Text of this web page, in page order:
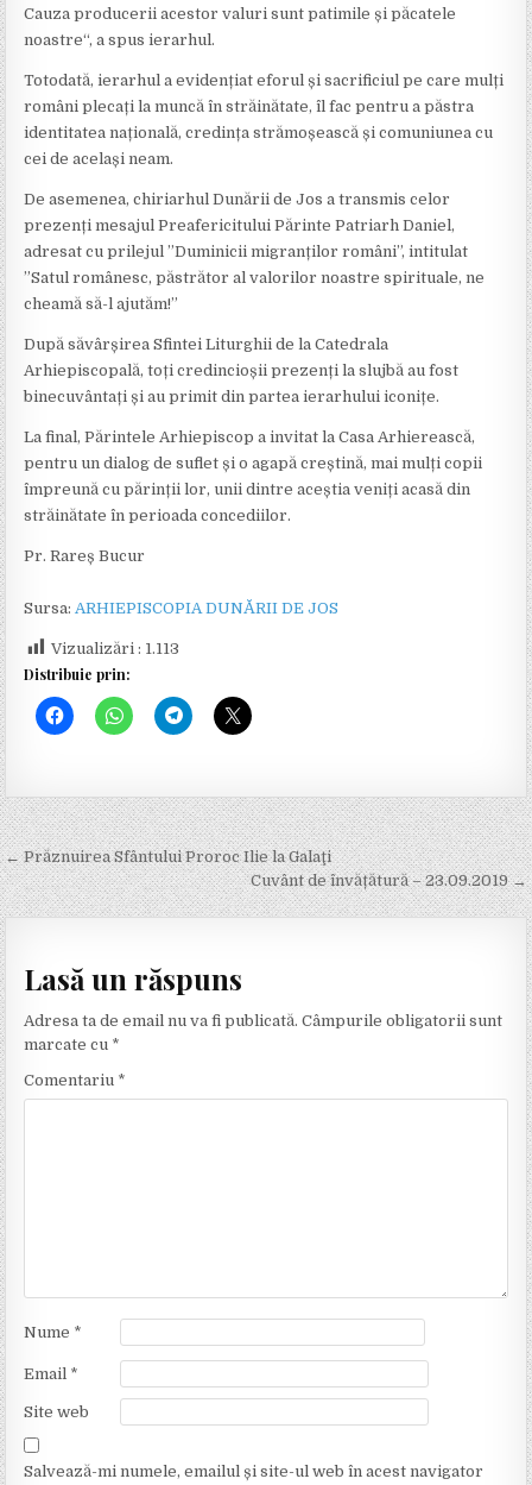
Cauza producerii acestor valuri sunt patimile și păcatele
noastre“, a spus ierarhul.
Totodată, ierarhul a evidențiat eforul și sacrificiul pe care mulți
români plecați la muncă în străinătate, îl fac pentru a păstra
identitatea națională, credința strămoșească și comuniunea cu
cei de același neam.
De asemenea, chiriarhul Dunării de Jos a transmis celor
prezenți mesajul Preafericitului Părinte Patriarh Daniel,
adresat cu prilejul ”Duminicii migranților români”, intitulat
”Satul românesc, păstrător al valorilor noastre spirituale, ne
cheamă să-l ajutăm!”
După săvârșirea Sfintei Liturghii de la Catedrala
Arhiepiscopală, toți credincioșii prezenți la slujbă au fost
binecuvântați și au primit din partea ierarhului iconițe.
La final, Părintele Arhiepiscop a invitat la Casa Arhierească,
pentru un dialog de suflet și o agapă creștină, mai mulți copii
împreună cu părinții lor, unii dintre aceștia veniți acasă din
străinătate în perioada concediilor.
Pr. Rareș Bucur
Sursa: ARHIEPISCOPIA DUNĂRII DE JOS
Vizualizări : 1.113
Distribuie prin:
N
a
g
o
← Prăznuirea Sfântului Proroc Ilie la Galaţi
Cuvânt de învățătură – 23.09.2019 →
Lasă un răspuns
Adresa ta de email nu va fi publicată. Câmpurile obligatorii sunt
marcate cu *
Comentariu *
Nume *
Email *
Site web
Salvează-mi numele, emailul și site-ul web în acest navigator